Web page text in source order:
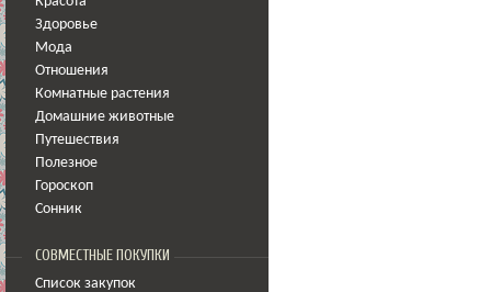
Здоровье
Мода
Отношения
Комнатные растения
Домашние животные
Путешествия
Полезное
Гороскоп
Сонник
СОВМЕСТНЫЕ ПОКУПКИ
Список закупок